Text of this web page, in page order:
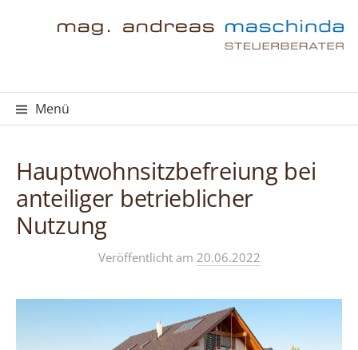
Menü
Hauptwohnsitzbefreiung bei
anteiliger betrieblicher
Nutzung
Veröffentlicht am 20.06.2022